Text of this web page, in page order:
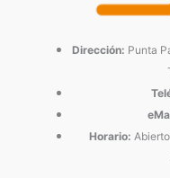
Dirección: Punta
Horario: